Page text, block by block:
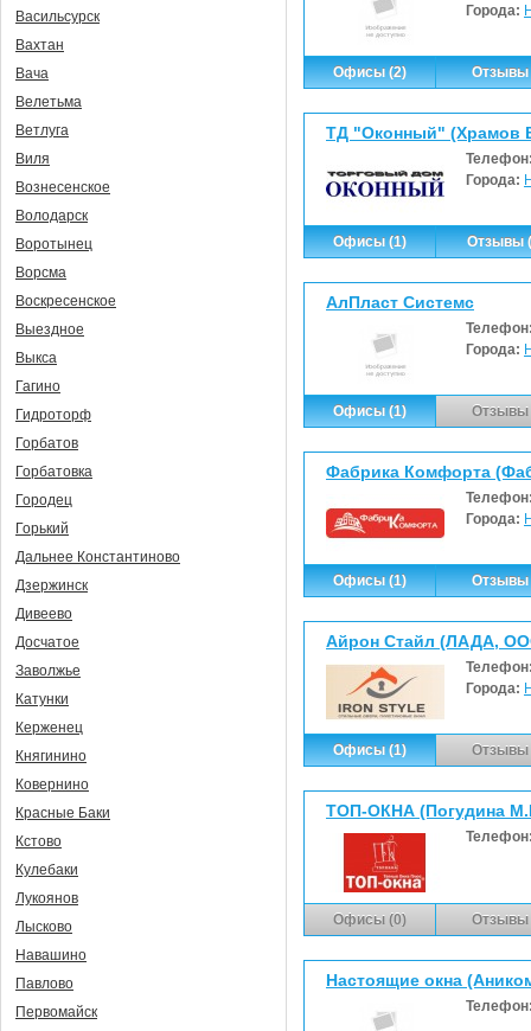
Города:
Офисы (2) Отзывы
ТД "Оконный" (Храмов
Города:
Офисы (1) Отзывы
АлПласт Системс
Города:
Офисы (1) Отзывы
Фабрика Комфорта
Города:
Офисы (1) Отзывы
Айрон Стайл (ЛАДА,
Города:
Офисы (1) Отзывы
ТОП-ОКНА (Погудина
Офисы (0) Отзывы
Настоящие окна
Васильсурск
Вахтан
Вача
Велетьма
Ветлуга
Виля
Вознесенское
Володарск
Воротынец
Ворсма
Воскресенское
Выездное
Выкса
Гагино
Гидроторф
Горбатов
Горбатовка
Городец
Горький
Дальнее Константиново
Дзержинск
Дивеево
Досчатое
Заволжье
Катунки
Керженец
Княгинино
Ковернино
Красные Баки
Кстово
Кулебаки
Лукоянов
Лысково
Навашино
Павлово
Первомайск